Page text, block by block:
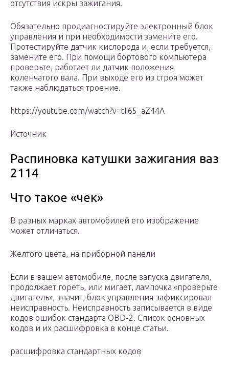
отсутствия искры зажигания.
Обязательно продиагностируйте электронный блок
управления и при необходимости замените его.
Протестируйте датчик кислорода и, если требуется,
замените его. При помощи бортового компьютера
проверьте, работает ли датчик положения
коленчатого вала. При выходе его из строя может
также наблюдаться троение.
https://youtube.com/watch?v=tIi65_aZ44A
Источник
Распиновка катушки зажигания ваз
2114
Что такое «чек»
В разных марках автомобилей его изображение
может отличаться.
Желтого цвета, на приборной панели
Если в вашем автомобиле, после запуска двигателя,
продолжает гореть, или мигает, лампочка «проверьте
двигатель», значит, блок управления зафиксировал
неисправность. Неисправность записывается в виде
кодов ошибок стандарта OBD-2. Список основных
кодов и их расшифровка в конце статьи.
расшифровка стандартных кодов